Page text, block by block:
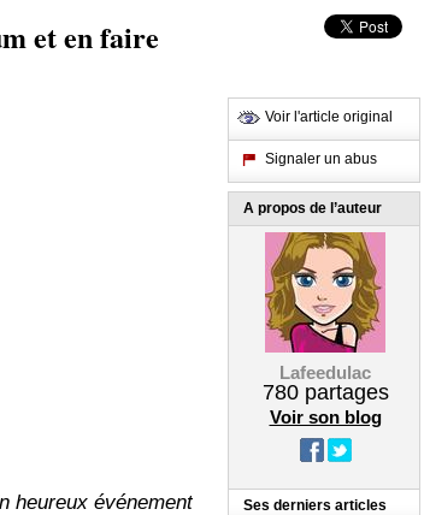
et en faire
heureux événement
Voir l'article original
Signaler un abus
A propos de l’auteur
Lafeedulac
780partages
Voir son blog
Ses derniers articles